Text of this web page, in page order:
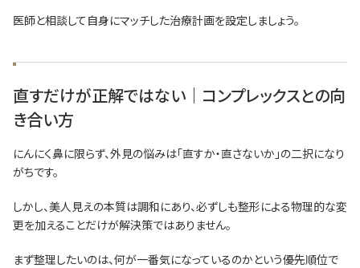
医師と相談して自身にマッチした治療計画を設定しましょう。
直すだけが正解ではない｜コンプレックスとの向
き合い方
にんにく鼻に限らず、外見の悩みは「直すか・直さないか」の二択になり
がちです。
しかし、美人見えの本質は調和にあり、必ずしも整形による物理的な変
更を加えることだけが解決策ではありません。
まず整理したいのは、何が一番気になっているのかという優先順位で